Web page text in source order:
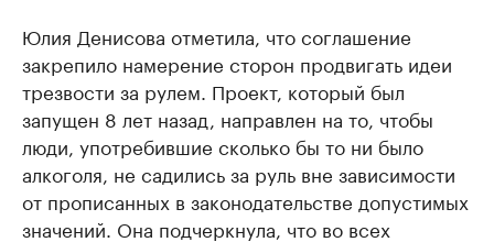
Юлия Денисова отметила, что соглашение
закрепило намерение сторон продвигать идеи
трезвости за рулем. Проект, который был
запущен 8 лет назад, направлен на то, чтобы
люди, употребившие сколько бы то ни было
алкоголя, не садились за руль вне зависимости
от прописанных в законодательстве допустимых
значений. Она подчеркнула, что во всех